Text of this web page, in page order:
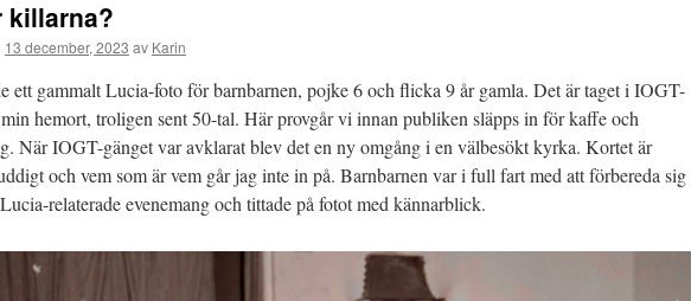
killarna?
13 december, 2023 av Karin
ett gammalt Lucia-foto för barnbarnen, pojke 6 och flicka 9 år gamla. Det är taget i IOGT-
hemort, troligen sent 50-tal. Här provgår vi innan publiken släpps in för kaffe och
När IOGT-gänget var avklarat blev det en ny omgång i en välbesökt kyrka. Kortet är
och vem som är vem går jag inte in på. Barnbarnen var i full fart med att förbereda sig
relaterade evenemang och tittade på fotot med kännarblick.